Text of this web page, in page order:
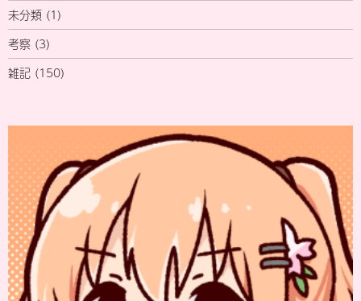
未分類 (1)
考察 (3)
雑記 (150)